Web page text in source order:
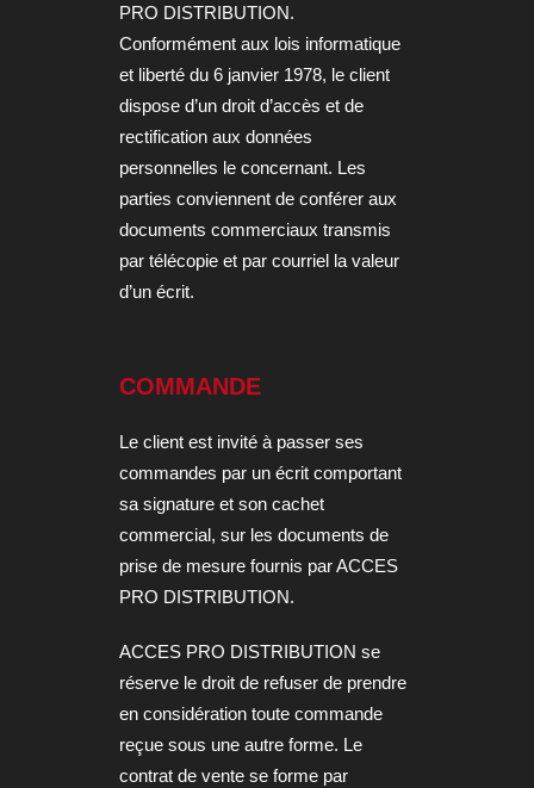
PRO DISTRIBUTION.
Conformément aux lois informatique
et liberté du 6 janvier 1978, le client
dispose d’un droit d’accès et de
rectification aux données
personnelles le concernant. Les
parties conviennent de conférer aux
documents commerciaux transmis
par télécopie et par courriel la valeur
d’un écrit.
COMMANDE
Le client est invité à passer ses
commandes par un écrit comportant
sa signature et son cachet
commercial, sur les documents de
prise de mesure fournis par ACCES
PRO DISTRIBUTION.
ACCES PRO DISTRIBUTION se
réserve le droit de refuser de prendre
en considération toute commande
reçue sous une autre forme. Le
contrat de vente se forme par